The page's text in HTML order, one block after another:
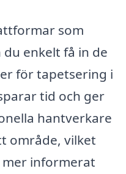
som
enkelt få in de
för tapetsering i
tid och ger
hantverkare
område, vilket
informerat